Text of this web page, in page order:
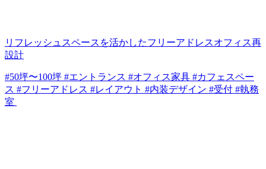
リフレッシュスペースを活かしたフリーアドレスオフィス再
設計
#50坪〜100坪 #エントランス #オフィス家具 #カフェスペー
ス #フリーアドレス #レイアウト #内装デザイン #受付 #執務
室